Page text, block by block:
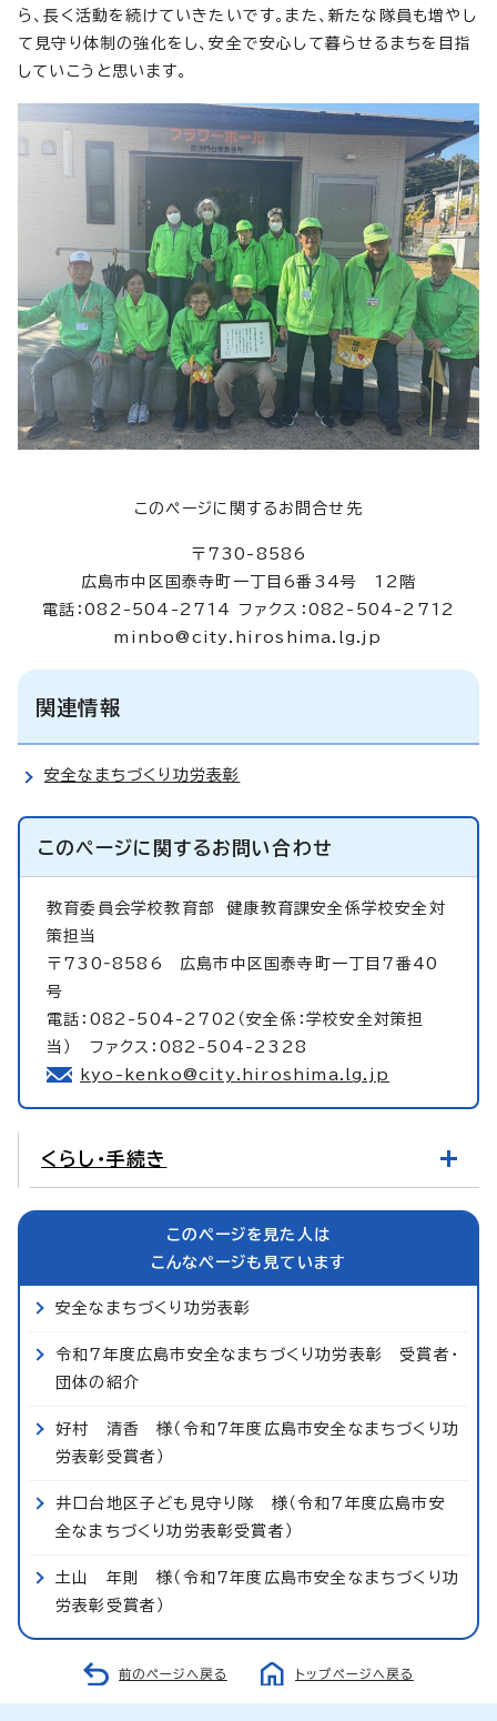
ら、長く活動を続けていきたいです。また、新たな隊員も増やし
て見守り体制の強化をし、安全で安心して暮らせるまちを目指
していこうと思います。
このページに関するお問合せ先
〒730-8586
広島市中区国泰寺町一丁目6番34号 12階
電話：082-504-2714 ファクス：082-504-2712
minbo@city.hiroshima.lg.jp
関連情報
安全なまちづくり功労表彰
このページに関するお問い合わせ
教育委員会学校教育部健康教育課安全係学校安全対
策担当
〒730‐8586 広島市中区国泰寺町一丁目7番40
号
電話：082-504-2702（安全係：学校安全対策担
当） ファクス：082-504-2328
kyo-kenko@city.hiroshima.lg.jp
くらし・手続き
このページを見た人は
こんなページも見ています
安全なまちづくり功労表彰
令和7年度広島市安全なまちづくり功労表彰 受賞者・
団体の紹介
好村 清香 様（令和7年度広島市安全なまちづくり功
労表彰受賞者）
井口台地区子ども見守り隊 様（令和7年度広島市安
全なまちづくり功労表彰受賞者）
土山 年則 様（令和7年度広島市安全なまちづくり功
労表彰受賞者）
前のページへ戻る トップページへ戻る